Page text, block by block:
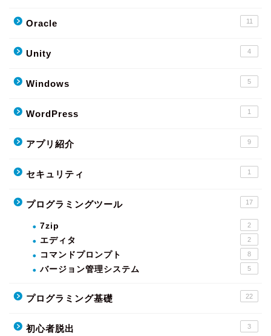
Oracle 11
Unity 4
Windows 5
WordPress 1
アプリ紹介 9
セキュリティ 1
プログラミングツール 17
7zip 2
エディタ 2
コマンドプロンプト 8
バージョン管理システム 5
プログラミング基礎 22
初心者脱出 3